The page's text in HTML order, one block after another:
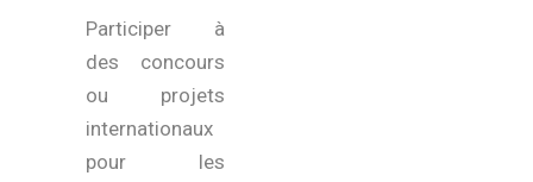
Participer à
des concours
ou projets
internationaux
pour les